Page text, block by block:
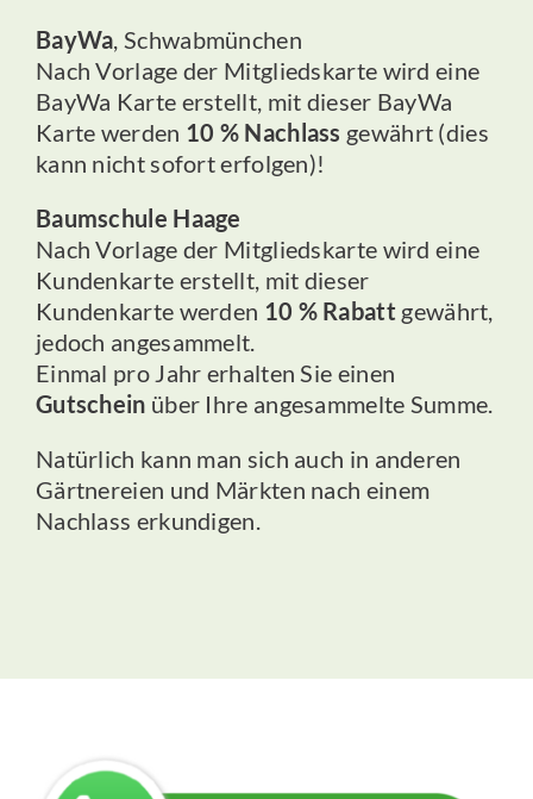
BayWa , Schwabmünchen
Nach Vorlage der Mitgliedskarte wird eine
BayWa Karte erstellt, mit dieser BayWa
Karte werden 10 % Nachlass gewährt (dies
kann nicht sofort erfolgen)!
Baumschule Haage
Nach Vorlage der Mitgliedskarte wird eine
Kundenkarte erstellt, mit dieser
Kundenkarte werden 10 % Rabatt gewährt,
jedoch angesammelt.
Einmal pro Jahr erhalten Sie einen
Gutschein über Ihre angesammelte Summe.
Natürlich kann man sich auch in anderen
Gärtnereien und Märkten nach einem
Nachlass erkundigen.